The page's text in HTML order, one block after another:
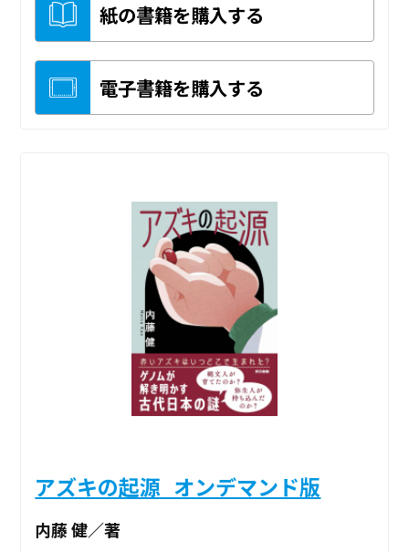
紙の書籍を購入する
電子書籍を購入する
アズキの起源_オンデマンド版
内藤 健／著